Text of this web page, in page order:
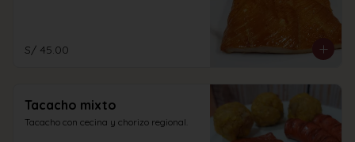
S/ 45.00
Tacacho mixto
Tacacho con cecina y chorizo regional.